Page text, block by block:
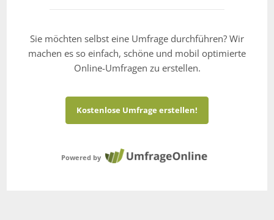
Sie möchten selbst eine Umfrage durchführen? Wir
machen es so einfach, schöne und mobil optimierte
Online-Umfragen zu erstellen.
Kostenlose Umfrage erstellen!
Powered by